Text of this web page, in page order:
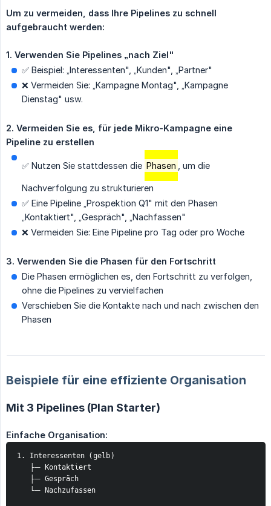
Um zu vermeiden, dass Ihre Pipelines zu schnell
aufgebraucht werden:
1. Verwenden Sie Pipelines „nach Ziel"
✅ Beispiel: „Interessenten", „Kunden", „Partner"
❌ Vermeiden Sie: „Kampagne Montag", „Kampagne
Dienstag" usw.
2. Vermeiden Sie es, für jede Mikro-Kampagne eine
Pipeline zu erstellen
✅ Nutzen Sie stattdessen die Phasen , um die
Nachverfolgung zu strukturieren
✅ Eine Pipeline „Prospektion Q1" mit den Phasen
„Kontaktiert", „Gespräch", „Nachfassen"
❌ Vermeiden Sie: Eine Pipeline pro Tag oder pro Woche
3. Verwenden Sie die Phasen für den Fortschritt
Die Phasen ermöglichen es, den Fortschritt zu verfolgen,
ohne die Pipelines zu vervielfachen
Verschieben Sie die Kontakte nach und nach zwischen den
Phasen
Beispiele für eine effiziente Organisation
Mit 3 Pipelines (Plan Starter)
Einfache Organisation:
1. Interessenten (gelb)
   ├─ Kontaktiert
   ├─ Gespräch
   └─ Nachzufassen